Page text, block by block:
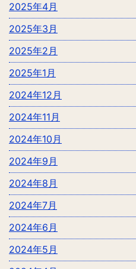
2025年4月
2025年3月
2025年2月
2025年1月
2024年12月
2024年11月
2024年10月
2024年9月
2024年8月
2024年7月
2024年6月
2024年5月